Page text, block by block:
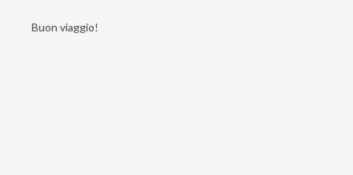
Buon viaggio!